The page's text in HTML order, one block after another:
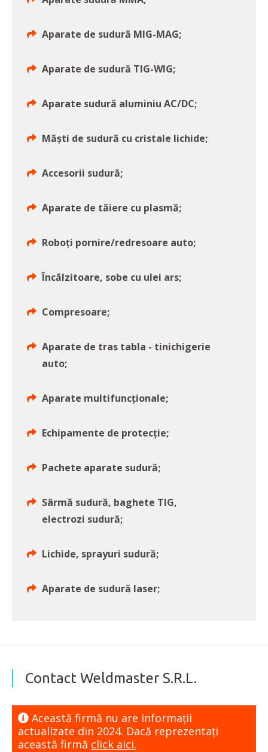
Aparate de sudură MIG-MAG;
Aparate de sudură TIG-WIG;
Aparate sudură aluminiu AC/DC;
Măști de sudură cu cristale lichide;
Accesorii sudură;
Aparate de tăiere cu plasmă;
Roboți pornire/redresoare auto;
Încălzitoare, sobe cu ulei ars;
Compresoare;
Aparate de tras tabla - tinichigerie
auto;
Aparate multifuncționale;
Echipamente de protecție;
Pachete aparate sudură;
Sârmă sudură, baghete TIG,
electrozi sudură;
Lichide, sprayuri sudură;
Aparate de sudură laser;
Contact Weldmaster S.R.L.
Această firmă nu are informaţii
actualizate din 2024. Dacă reprezentaţi
această firmă click aici.